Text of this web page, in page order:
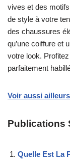
vives et des
de style à votre
des chaussures
qu’une coiffure et
votre look.
parfaitement
Voir aussi ailleurs
Publications
Quelle Est La